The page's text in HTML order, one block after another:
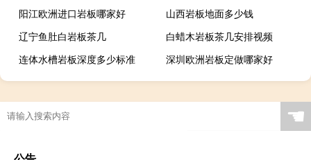
阳江欧洲进口岩板哪家好
山西岩板地面多少钱
辽宁鱼肚白岩板茶几
白蜡木岩板茶几安排视频
连体水槽岩板深度多少标准
深圳欧洲岩板定做哪家好
广西现代简约岩板贵吗
岩板当背景墙好吗
茶几桌客厅京东自营岩板
瓷砖岩板能打磨吗吗
特别的岩板图案是什么
☚